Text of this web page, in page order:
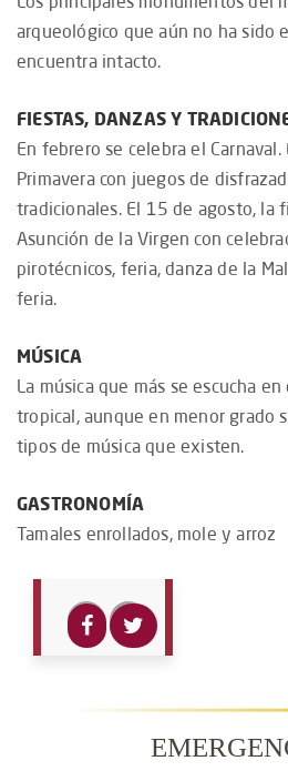
arqueológico que aún no ha sido
encuentra intacto.
FIESTAS, DANZAS Y
En febrero se celebra el
Primavera con juegos de
tradicionales. El 15 de agosto, la
Asunción de la Virgen con
pirotécnicos, feria, danza de la
feria.
MÚSICA
La música que más se escucha
tropical, aunque en menor grado
tipos de música que existen.
GASTRONOMÍA
Tamales enrollados, mole y arroz